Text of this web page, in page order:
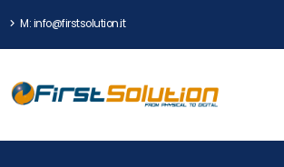
M: info@firstsolution.it